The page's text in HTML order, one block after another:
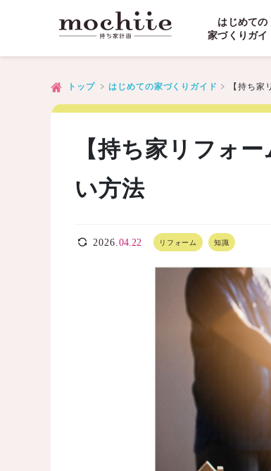
はじめての
家づくりガイ
トップ はじめての家づくりガイド 【持ち
【持ち家リフォ
い方法
2026.04.22 リフォーム 知識